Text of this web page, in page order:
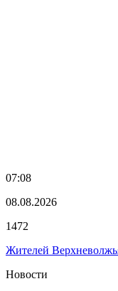
07:08
08.08.2026
1472
Жителей
Новости